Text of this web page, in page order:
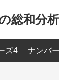
総和分
ズ4 ナンバ